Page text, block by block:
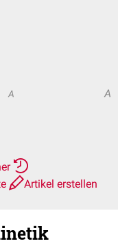
A A
Artikel erstellen